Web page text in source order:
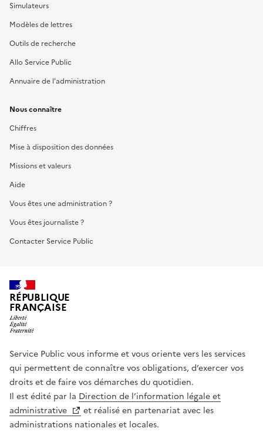
Simulateurs
Modèles de lettres
Outils de recherche
Allo Service Public
Annuaire de l'administration
Nous connaître
Chiffres
Mise à disposition des données
Missions et valeurs
Aide
Vous êtes une administration ?
Vous êtes journaliste ?
Contacter Service Public
RÉPUBLIQUE
FRANÇAISE
Service Public vous informe et vous oriente vers les services
qui permettent de connaître vos obligations, d’exercer vos
droits et de faire vos démarches du quotidien.
Il est édité par la Direction de l’information légale et
administrative
et réalisé en partenariat avec les
administrations nationales et locales.